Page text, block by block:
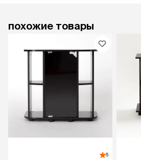
похожие товары
5